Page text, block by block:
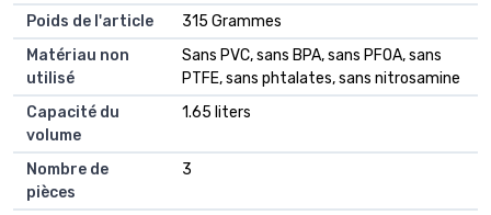
Poids de l'article
315 Grammes
Matériau non
utilisé
Sans PVC, sans BPA, sans PFOA, sans
PTFE, sans phtalates, sans nitrosamine
Capacité du
volume
1.65 liters
Nombre de
pièces
3